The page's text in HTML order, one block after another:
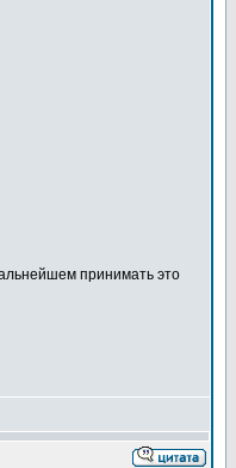
принимать это